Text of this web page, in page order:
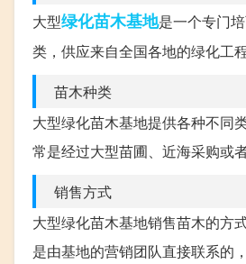
大型绿化苗木基地是一个专门
类，供应来自全国各地的绿化工程
苗木种类
大型绿化苗木基地提供各种不同
常是经过大型苗圃、近海采购或
销售方式
大型绿化苗木基地销售苗木的方
是由基地的营销团队直接联系的